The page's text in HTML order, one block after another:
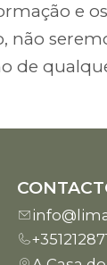
e
de